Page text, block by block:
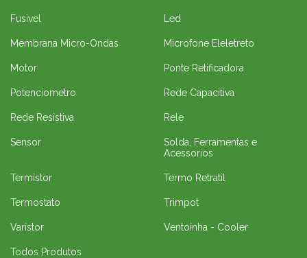
Fusivel Led
Membrana Micro-Ondas Microfone Eleletreto
Motor Ponte Retificadora
Potenciometro Rede Capacitiva
Rede Resistiva Rele
Sensor
Solda, Ferramentas e
Acessorios
Termistor Termo Retratil
Termostato Trimpot
Varistor Ventoinha - Cooler
Todos Produtos